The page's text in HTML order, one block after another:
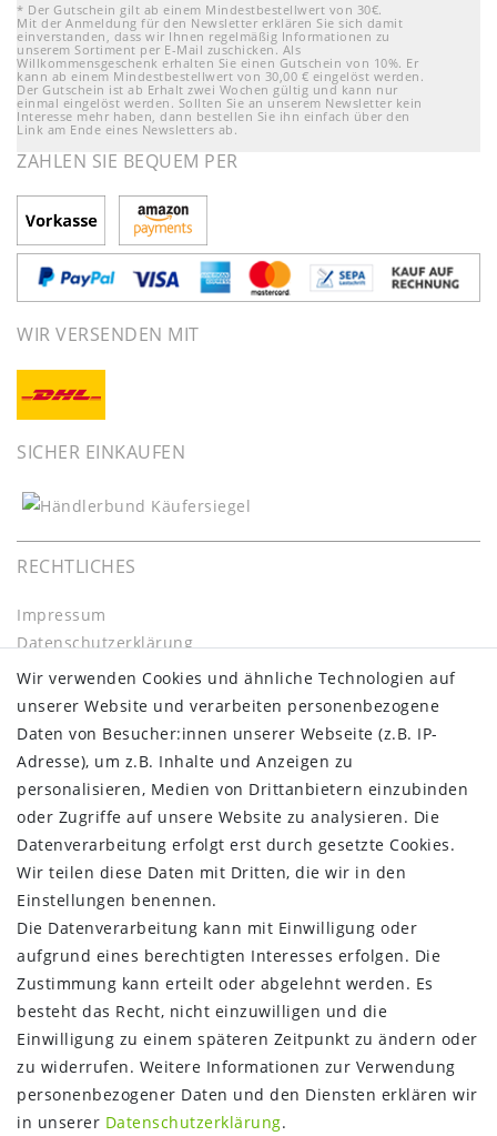
* Der Gutschein gilt ab einem Mindestbestellwert von 30€.
Mit der Anmeldung für den Newsletter erklären Sie sich damit
einverstanden, dass wir Ihnen regelmäßig Informationen zu
unserem Sortiment per E-Mail zuschicken. Als
Willkommensgeschenk erhalten Sie einen Gutschein von 10%. Er
kann ab einem Mindestbestellwert von 30,00 € eingelöst werden.
Der Gutschein ist ab Erhalt zwei Wochen gültig und kann nur
einmal eingelöst werden. Sollten Sie an unserem Newsletter kein
Interesse mehr haben, dann bestellen Sie ihn einfach über den
Link am Ende eines Newsletters ab.
ZAHLEN SIE BEQUEM PER
WIR VERSENDEN MIT
SICHER EINKAUFEN
RECHTLICHES
Impressum
Daten­schutz­erklärung
AGB
Barrierefreiheitserklärung
Widerrufs­recht
Kontakt
Vertrag widerrufen
INFORMATIONEN:
Zahlungsinformationen
Versandinformationen
Über uns
Gutschein
NEWS
Google Maps
Kundenbewertungen
Kontakt
Wir verwenden Cookies und ähnliche Technologien auf
unserer Website und verarbeiten personenbezogene
Daten von Besucher:innen unserer Webseite (z.B. IP-
Adresse), um z.B. Inhalte und Anzeigen zu
personalisieren, Medien von Drittanbietern einzubinden
oder Zugriffe auf unsere Website zu analysieren. Die
Datenverarbeitung erfolgt erst durch gesetzte Cookies.
Wir teilen diese Daten mit Dritten, die wir in den
Einstellungen benennen.
Die Datenverarbeitung kann mit Einwilligung oder
aufgrund eines berechtigten Interesses erfolgen. Die
Zustimmung kann erteilt oder abgelehnt werden. Es
besteht das Recht, nicht einzuwilligen und die
Einwilligung zu einem späteren Zeitpunkt zu ändern oder
zu widerrufen. Weitere Informationen zur Verwendung
personenbezogener Daten und den Diensten erklären wir
in unserer Daten­schutz­erklärung.